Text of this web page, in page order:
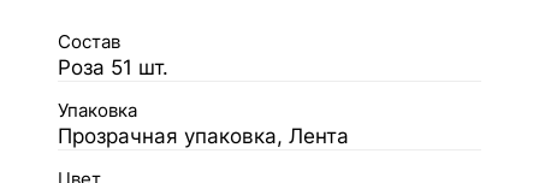
Состав
Роза 51 шт.
Упаковка
Прозрачная упаковка, Лента